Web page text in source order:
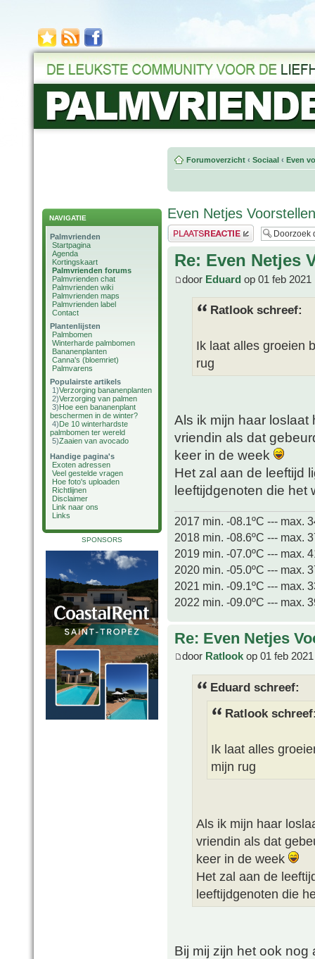
NAVIGATIE
Palmvrienden
Startpagina
Agenda
Kortingskaart
Palmvrienden forums
Palmvrienden chat
Palmvrienden wiki
Palmvrienden maps
Palmvrienden label
Contact
Plantenlijsten
Palmbomen
Winterharde palmbomen
Bananenplanten
Canna's (bloemriet)
Palmvarens
Populairste artikels
1)Verzorging bananenplanten
2)Verzorging van palmen
3)Hoe een bananenplant
beschermen in de winter?
4)De 10 winterhardste
palmbomen ter wereld
5)Zaaien van avocado
Handige pagina's
Exoten adressen
Veel gestelde vragen
Hoe foto's uploaden
Richtlijnen
Disclaimer
Link naar ons
Links
SPONSORS
Forumoverzicht ‹ Sociaal ‹ Even
Even Netjes
Plaats een reactie
Re: Even Netjes
door Eduard op 01 feb 2021
Ratlook schreef:
Ik laat alles groeien
rug
Als ik mijn haar loslaat
vriendin als dat
keer in de week
Het zal aan de leeftijd
leeftijdgenoten die het
2017 min. -08.1ºC --- max.
2018 min. -08.6ºC --- max.
2019 min. -07.0ºC --- max.
2020 min. -05.0ºC --- max.
2021 min. -09.1ºC --- max.
2022 min. -09.0ºC --- max.
Re: Even Netjes
door Ratlook op 01 feb
Eduard schreef:
Ratlook
Ik laat alles
mijn rug
Als ik mijn haar
vriendin als dat
keer in de week
Het zal aan de
leeftijdgenoten die
Bij mij zijn het ook